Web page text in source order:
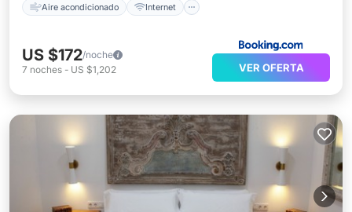
Aire acondicionado Internet
US $172/noche
7 noches - US $1,202 VER OFERTA